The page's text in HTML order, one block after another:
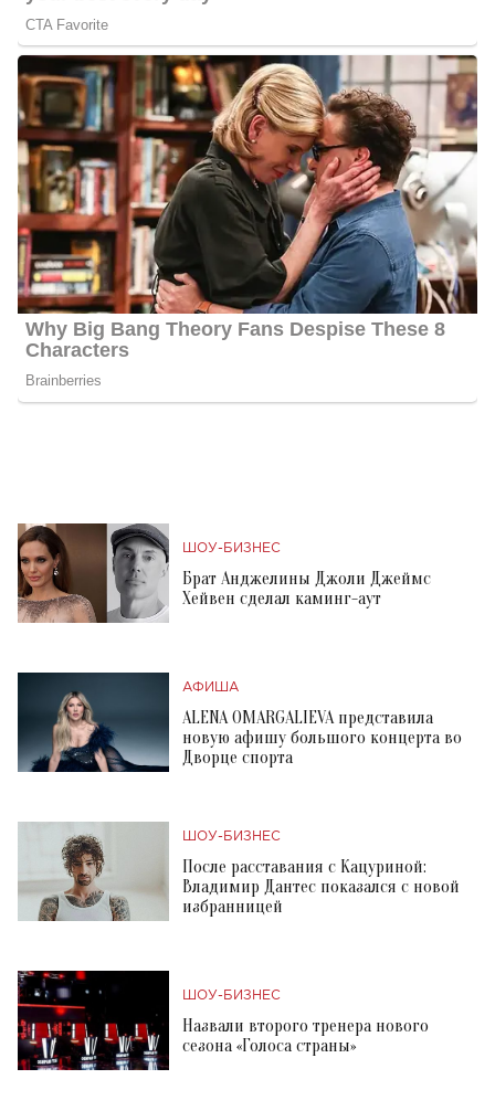
ШОУ-БИЗНЕС
Брат Анджелины Джоли Джеймс
Хейвен сделал каминг-аут
АФИША
ALENA OMARGALIEVA представила
новую афишу большого концерта во
Дворце спорта
ШОУ-БИЗНЕС
После расставания с Кацуриной:
Владимир Дантес показался с новой
избранницей
ШОУ-БИЗНЕС
Назвали второго тренера нового
сезона «Голоса страны»